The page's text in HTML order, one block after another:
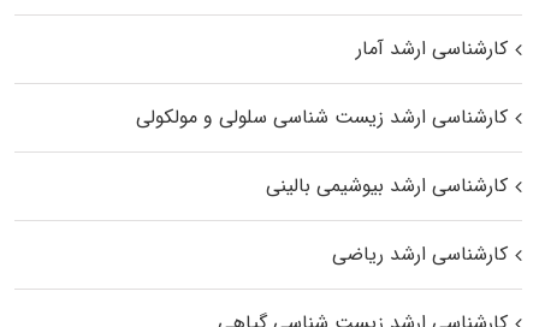
کارشناسی ارشد آمار
کارشناسی ارشد زیست شناسی سلولی و مولکولی
کارشناسی ارشد بیوشیمی بالینی
کارشناسی ارشد ریاضی